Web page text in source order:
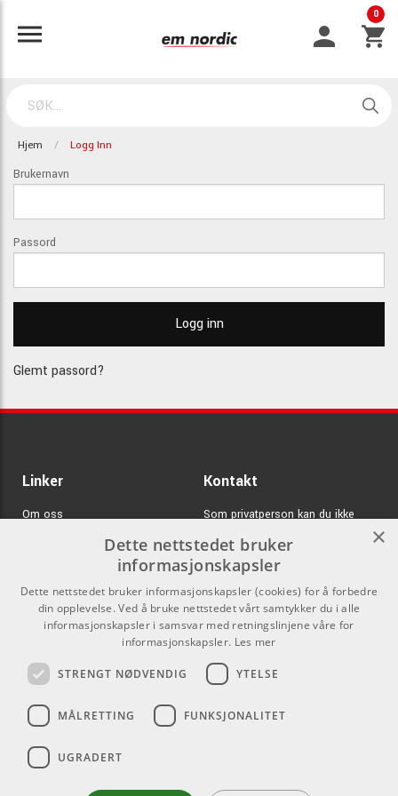
0
Hjem Logg Inn
Brukernavn
Passord
Glemt passord?
Linker
Om oss
GDPR & Cookies
Kontakt
Som privatperson kan du ikke
kjøpe på denne nettsiden, alt salg
skjer gjennom våre forhandlere.
info@emnordic.no
×
Dette nettstedet bruker
informasjonskapsler
Dette nettstedet bruker informasjonskapsler (cookies) for å forbedre
din opplevelse. Ved å bruke nettstedet vårt samtykker du i alle
informasjonskapsler i samsvar med retningslinjene våre for
informasjonskapsler. Les mer
STRENGT NØDVENDIG YTELSE
MÅLRETTING FUNKSJONALITET
UGRADERT